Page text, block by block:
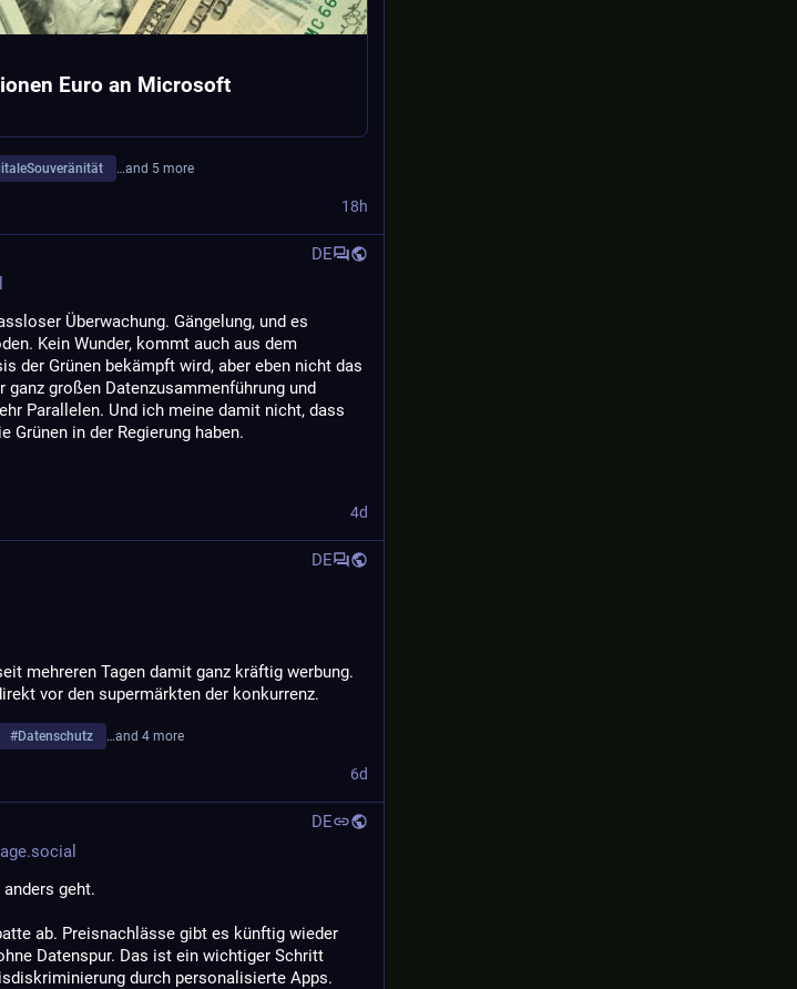
Euro an Microsoft
…and 5 more
18h
DE
Überwachung. Gängelung, und es
Kein Wunder, kommt auch aus dem
der Grünen bekämpft wird, aber eben nicht das
ganz großen Datenzusammenführung und
Parallelen. Und ich meine damit nicht, dass
Grünen in der Regierung haben.
4d
DE
mehreren Tagen damit ganz kräftig werbung.
vor den supermärkten der konkurrenz.
#Datenschutz …and 4 more
6d
DE
geht.
ab. Preisnachlässe gibt es künftig wieder
Datenspur. Das ist ein wichtiger Schritt
durch personalisierte Apps.